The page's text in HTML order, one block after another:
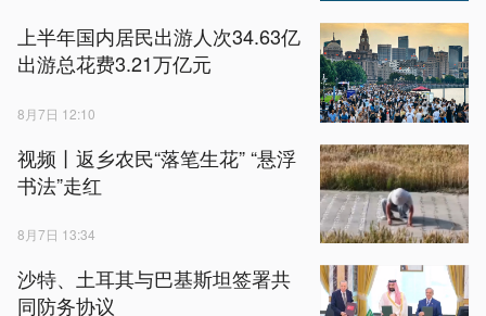
上半年国内居民出游人次34.63亿
出游总花费3.21万亿元
8月7日 12:10
视频丨返乡农民“落笔生花” “悬浮
书法”走红
8月7日 13:34
沙特、土耳其与巴基斯坦签署共
同防务协议